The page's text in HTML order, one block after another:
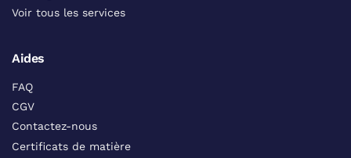
Voir tous les services
Aides
FAQ
CGV
Contactez-nous
Certificats de matière